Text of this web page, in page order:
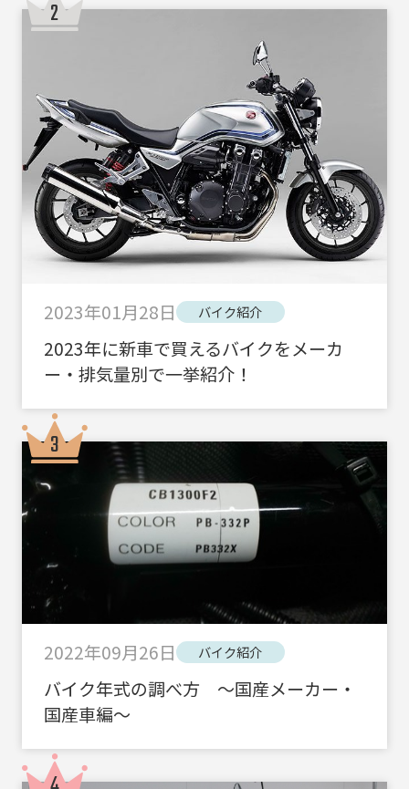
2023年01月28日 バイク紹介
2023年に新車で買えるバイクをメーカ
ー・排気量別で一挙紹介！
2022年09月26日 バイク紹介
バイク年式の調べ方 ～国産メーカー・
国産車編～